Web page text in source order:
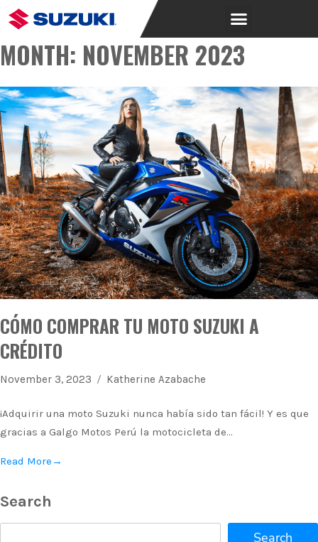
MONTH: NOVEMBER 2023
CÓMO COMPRAR TU MOTO SUZUKI A
CRÉDITO
November 3, 2023 Katherine Azabache
¡Adquirir una moto Suzuki nunca había sido tan fácil! Y es que
gracias a Galgo Motos Perú la motocicleta de…
Read More →
Search
Search